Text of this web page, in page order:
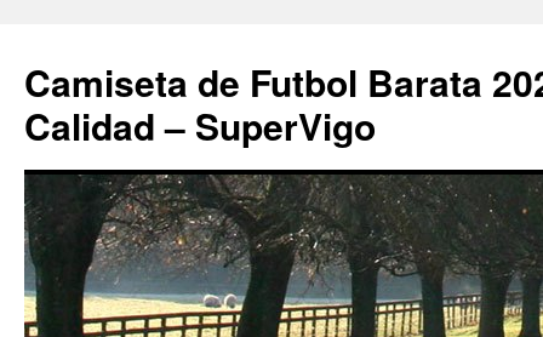
Camiseta de Futbol Barata
Calidad – SuperVigo